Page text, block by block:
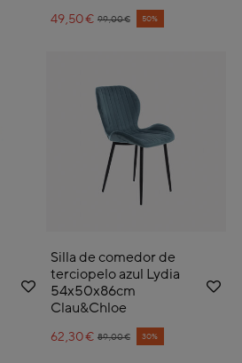
Price reduced from
99,00€
to 50%
49,50€
Silla de comedor de
terciopelo azul Lydia
54x50x86cm
Clau&Chloe
Price reduced from
89,00€
to 30%
62,30€